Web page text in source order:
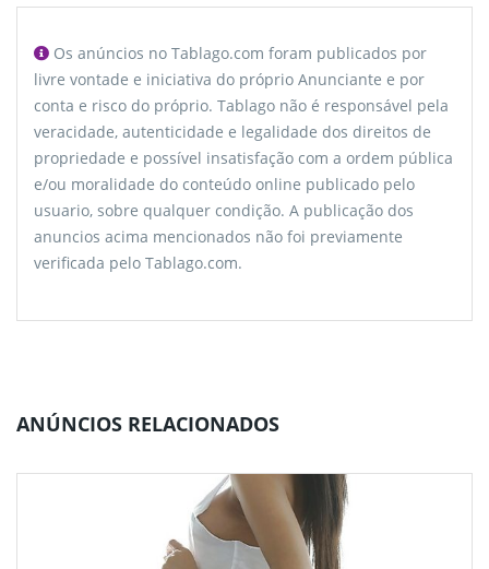
Os anúncios no Tablago.com foram publicados por
livre vontade e iniciativa do próprio Anunciante e por
conta e risco do próprio. Tablago não é responsável pela
veracidade, autenticidade e legalidade dos direitos de
propriedade e possível insatisfação com a ordem pública
e/ou moralidade do conteúdo online publicado pelo
usuario, sobre qualquer condição. A publicação dos
anuncios acima mencionados não foi previamente
verificada pelo Tablago.com.
ANÚNCIOS RELACIONADOS